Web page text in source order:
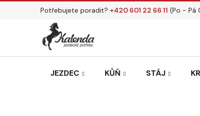
Přejít
Potřebujete poradit? +420 601 22 66 11 (Po - Pá
JEZDEC KŮŇ STÁJ